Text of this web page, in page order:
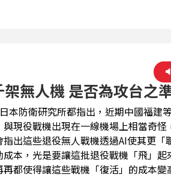
無人機 是否為攻台之
本防衛研究所都指出，近期中國福建
現役戰機出現在一線機場上相當奇
出這些退役無人戰機透過AI使其更「
本，光是要讓這批退役戰機「飛」
都使得讓這些戰機「復活」的成本變